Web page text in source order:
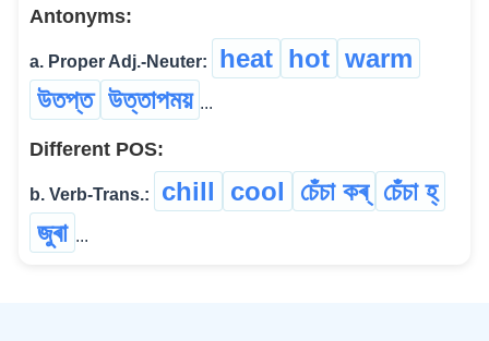
Antonyms:
a. Proper Adj.-Neuter: heat hot warm
উতপ্ত উত্তাপময় ...
Different POS:
b. Verb-Trans.: chill cool চেঁচা কৰ্ চেঁচা হ্
জুৰা ...